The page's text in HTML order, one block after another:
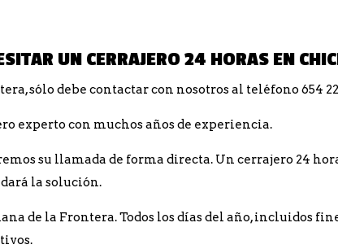
UN CERRAJERO 24 HORAS EN
sólo debe contactar con nosotros al teléfono 654 22
experto con muchos años de experiencia.
su llamada de forma directa. Un cerrajero 24
la solución.
de la Frontera. Todos los días del año, incluidos